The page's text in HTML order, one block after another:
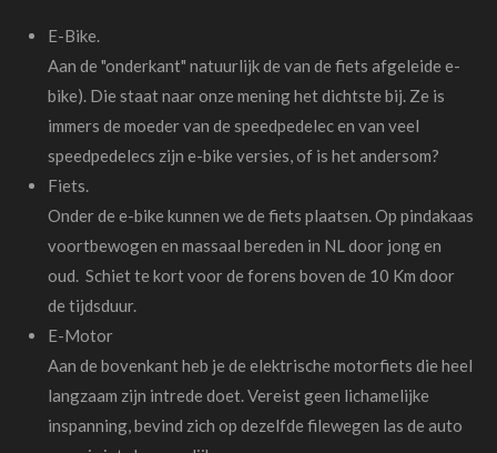
E-Bike.
Aan de "onderkant" natuurlijk de van de fiets afgeleide e-
bike). Die staat naar onze mening het dichtste bij. Ze is
immers de moeder van de speedpedelec en van veel
speedpedelecs zijn e-bike versies, of is het andersom?
Fiets.
Onder de e-bike kunnen we de fiets plaatsen. Op pindakaas
voortbewogen en massaal bereden in NL door jong en
oud. Schiet te kort voor de forens boven de 10 Km door
de tijdsduur.
E-Motor
Aan de bovenkant heb je de elektrische motorfiets die heel
langzaam zijn intrede doet. Vereist geen lichamelijke
inspanning, bevind zich op dezelfde filewegen las de auto